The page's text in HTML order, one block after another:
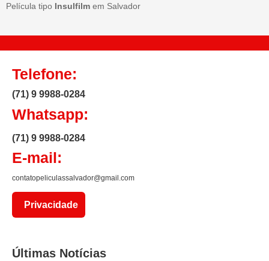
Película tipo Insulfilm em Salvador
Telefone:
(71) 9 9988-0284
Whatsapp:
(71) 9 9988-0284
E-mail:
contatopeliculassalvador@gmail.com
Privacidade
Últimas Notícias